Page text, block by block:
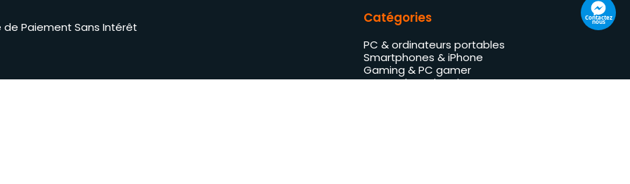
de Paiement Sans Intérêt
Catégories
PC & ordinateurs portables
Smartphones & iPhone
Gaming & PC gamer
Impression & imprimantes
Contactez
nous